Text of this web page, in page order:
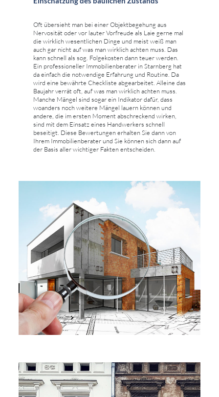
Oft übersieht man bei einer Objektbegehung aus
Nervosität oder vor lauter Vorfreude als Laie gerne mal
die wirklich wesentlichen Dinge und meist weiß man
auch gar nicht auf was man wirklich achten muss. Das
kann schnell als sog. Folgekosten dann teuer werden.
Ein professioneller Immobilienberater in Starnberg hat
da einfach die notwendige Erfahrung und Routine. Da
wird eine bewährte Checkliste abgearbeitet. Alleine das
Baujahr verrät oft, auf was man wirklich achten muss.
Manche Mängel sind sogar ein Indikator dafür, dass
woanders noch weitere Mängel lauern können und
andere, die im ersten Moment abschreckend wirken,
sind mit dem Einsatz eines Handwerkers schnell
beseitigt. Diese Bewertungen erhalten Sie dann von
Ihrem Immobilienberater und Sie können sich dann auf
der Basis aller wichtiger Fakten entscheiden.